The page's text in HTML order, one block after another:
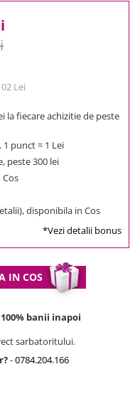
Lei
la fiecare achizitie de peste
punct = 1 Lei
peste 300 lei
disponibila in Cos
*Vezi detalii bonus
IN COS
100% banii inapoi
sarbatoritului.
-0784.204.166